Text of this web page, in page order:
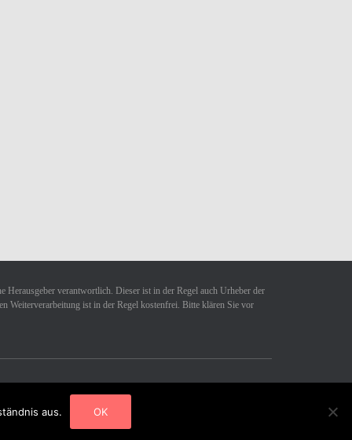
Herausgeber verantwortlich. Dieser ist in der Regel auch Urheber der
Weiterverarbeitung ist in der Regel kostenfrei. Bitte klären Sie vor
Hestia | Entwickelt von
aus. OK